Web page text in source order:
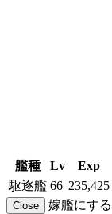
艦種 Lv Exp
駆逐艦 66 235,425
Close 嫁艦にする